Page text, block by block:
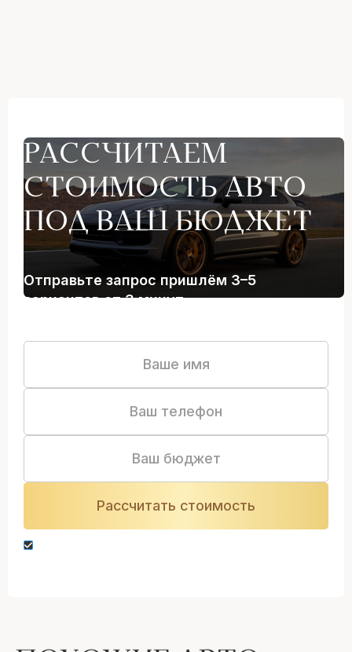
РАССЧИТАЕМ
СТОИМОСТЬ АВТО
ПОД ВАШ БЮДЖЕТ
Отправьте запрос пришлём 3–5
вариантов от 3 минут